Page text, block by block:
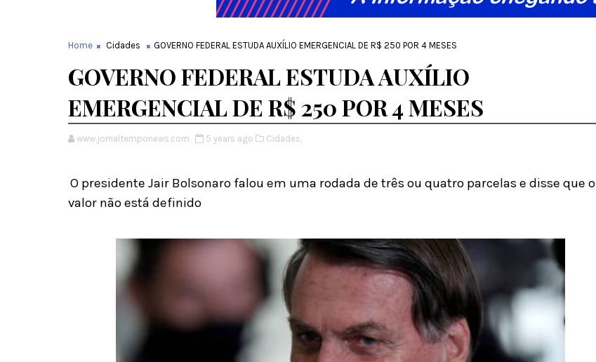
Home Cidades GOVERNO FEDERAL ESTUDA AUXÍLIO EMERGENCIAL DE R$ 250 POR 4 MESES
GOVERNO FEDERAL ESTUDA AUXÍLIO
EMERGENCIAL DE R$ 250 POR 4 MESES
www.jornaltemponews.com 5 years ago Cidades,
O presidente Jair Bolsonaro falou em uma rodada de três ou quatro parcelas e disse que o
valor não está definido